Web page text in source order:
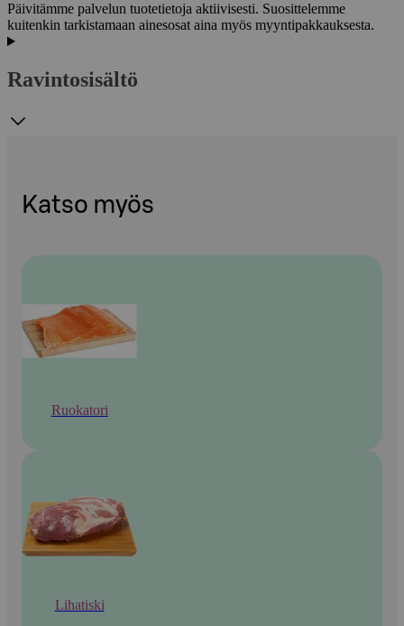
Päivitämme palvelun tuotetietoja aktiivisesti. Suosittelemme
kuitenkin tarkistamaan ainesosat aina myös myyntipakkauksesta.
Ravintosisältö
Katso myös
Ruokatori
Lihatiski